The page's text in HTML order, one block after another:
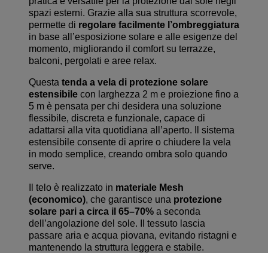
spazi esterni. Grazie alla sua struttura scorrevole,
permette di regolare facilmente l’ombreggiatura
in base all’esposizione solare e alle esigenze del
momento, migliorando il comfort su terrazze,
balconi, pergolati e aree relax.
Questa tenda a vela di protezione solare
estensibile con larghezza 2 m e proiezione fino a
5 m è pensata per chi desidera una soluzione
flessibile, discreta e funzionale, capace di
adattarsi alla vita quotidiana all’aperto. Il sistema
estensibile consente di aprire o chiudere la vela
in modo semplice, creando ombra solo quando
serve.
Il telo è realizzato in materiale Mesh
(economico), che garantisce una protezione
solare pari a circa il 65–70% a seconda
dell’angolazione del sole. Il tessuto lascia
passare aria e acqua piovana, evitando ristagni e
mantenendo la struttura leggera e stabile.